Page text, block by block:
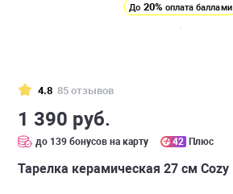
До 20% оплата баллами
4.8 85 отзывов
1 390 руб.
до 139 бонусов на карту 42 Плюс
Тарелка керамическая 27 см Cozy